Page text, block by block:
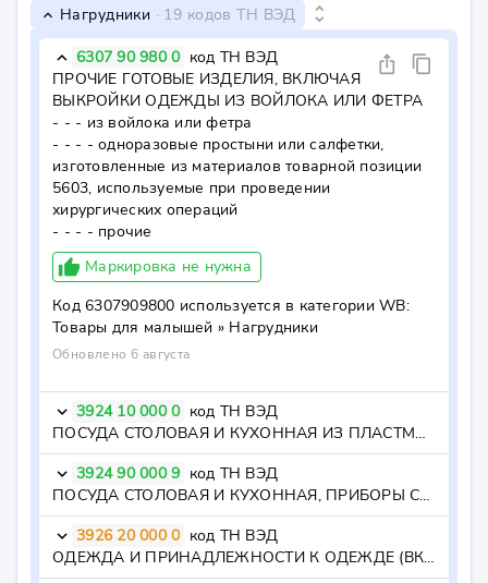
keyboard_arrow_down Нагрудники · 19 кодов ТН ВЭД unfold_more
ios_share content_copy
keyboard_arrow_down 6307 90 980 0 код ТН ВЭД
ПРОЧИЕ ГОТОВЫЕ ИЗДЕЛИЯ, ВКЛЮЧАЯ
ВЫКРОЙКИ ОДЕЖДЫ ИЗ ВОЙЛОКА ИЛИ ФЕТРА
- - - из войлока или фетра
- - - - одноразовые простыни или салфетки,
изготовленные из материалов товарной позиции
5603, используемые при проведении
хирургических операций
- - - - прочие
thumb_up Маркировка не нужна
Код 6307909800 используется в категории WB:
Товары для малышей » Нагрудники
Обновлено 6 августа
keyboard_arrow_down 3924 10 000 0 код ТН ВЭД
ПОСУДА СТОЛОВАЯ И КУХОННАЯ ИЗ ПЛАСТМАСС - посуда столовая и кухонная
keyboard_arrow_down 3924 90 000 9 код ТН ВЭД
ПОСУДА СТОЛОВАЯ И КУХОННАЯ, ПРИБОРЫ СТОЛОВЫЕ И КУХОННЫЕ ПРИНАДЛЕЖНОСТИ, ПРОЧИЕ ПРЕДМЕТЫ ДОМАШНЕГО ОБИХОДА И ПРЕДМЕТЫ ГИГИЕНЫ ИЛИ ТУАЛЕТА, ИЗ ПЛАСТМАСС:ПРОЧИЕ - - прочие - - прочие
keyboard_arrow_down 3926 20 000 0 код ТН ВЭД
ОДЕЖДА И ПРИНАДЛЕЖНОСТИ К ОДЕЖДЕ (ВКЛЮЧАЯ ПЕРЧАТКИ, РУКАВИЦЫ И МИТЕНКИ) ИЗ ПЛАСТМАСС И ПРОЧИХ МАТЕРИАЛОВ ТОВАРНЫХ ПОЗИЦИЙ 3901 - 3914 - одежда и принадлежности к одежде (включая перчатки, рукавицы и митенки)